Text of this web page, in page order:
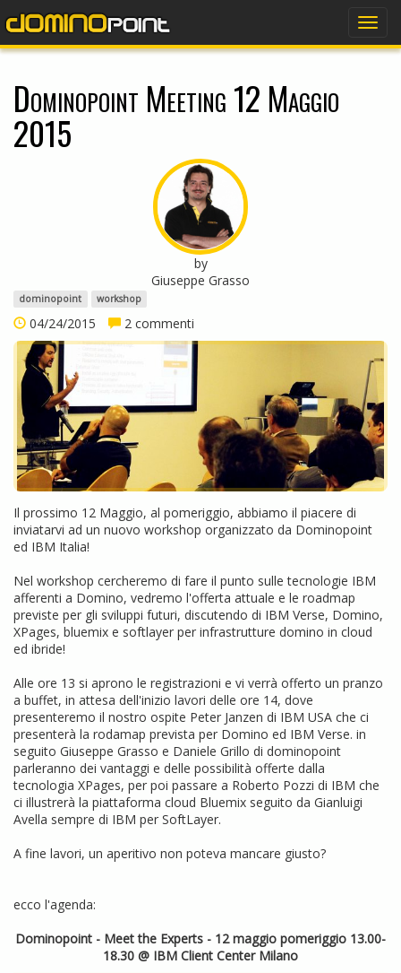
Dominopoint Meeting 12 Maggio
2015
by
Giuseppe Grasso
dominopoint workshop
04/24/2015 2 commenti
Il prossimo 12 Maggio, al pomeriggio, abbiamo il piacere di
inviatarvi ad un nuovo workshop organizzato da Dominopoint
ed IBM Italia!
Nel workshop cercheremo di fare il punto sulle tecnologie IBM
afferenti a Domino, vedremo l'offerta attuale e le roadmap
previste per gli sviluppi futuri, discutendo di IBM Verse, Domino,
XPages, bluemix e softlayer per infrastrutture domino in cloud
ed ibride!
Alle ore 13 si aprono le registrazioni e vi verrà offerto un pranzo
a buffet, in attesa dell'inizio lavori delle ore 14, dove
presenteremo il nostro ospite Peter Janzen di IBM USA che ci
presenterà la rodamap prevista per Domino ed IBM Verse. in
seguito Giuseppe Grasso e Daniele Grillo di dominopoint
parleranno dei vantaggi e delle possibilità offerte dalla
tecnologia XPages, per poi passare a Roberto Pozzi di IBM che
ci illustrerà la piattaforma cloud Bluemix seguito da Gianluigi
Avella sempre di IBM per SoftLayer.
A fine lavori, un aperitivo non poteva mancare giusto?
ecco l'agenda:
Dominopoint - Meet the Experts - 12 maggio pomeriggio 13.00-
18.30 @ IBM Client Center Milano